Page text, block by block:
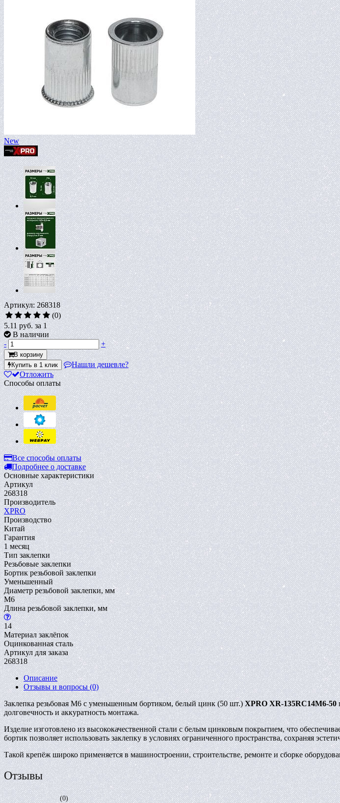
New
Артикул: 268318
(0)
5.11 руб.за 1
В наличии
-
+
В корзину
Купить в 1 клик
Нашли дешевле?
Отложить
Способы оплаты
Все способы оплаты
Подробнее о доставке
Основные характеристики
Артикул
268318
Производитель
XPRO
Производство
Китай
Гарантия
1 месяц
Тип заклепки
Резьбовые заклепки
Бортик резьбовой заклепки
Уменьшенный
Диаметр резьбовой заклепки, мм
M6
Длина резьбовой заклепки, мм
14
Материал заклёпок
Оцинкованная сталь
Артикул для заказа
268318
Описание
Отзывы и вопросы(0)
Заклепка резьбовая M6 с уменьшенным бортиком, белый цинк (50 шт.)XPRO XR-135RC14M6-50
долговечность и аккуратность монтажа.
Изделие изготовлено из высококачественной стали с белым цинковым покрытием, что
бортик позволяет использовать заклепку в условиях ограниченного пространства, сохраняя
Такой крепёж широко применяется в машиностроении, строительстве, ремонте и сборке
Отзывы
(0)